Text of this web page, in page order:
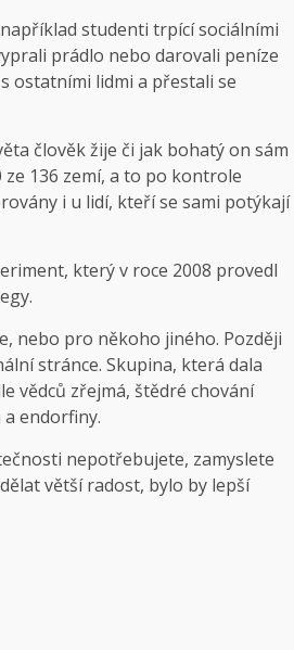
studenti trpící sociálními
prádlo nebo darovali peníze
ostatními lidmi a přestali se
člověk žije či jak bohatý on sám
136 zemí, a to po kontrole
i u lidí, kteří se sami potýkají
který v roce 2008 provedl
nebo pro někoho jiného. Později
stránce. Skupina, která dala
vědců zřejmá, štědré chování
endorfiny.
nepotřebujete, zamyslete
větší radost, bylo by lepší